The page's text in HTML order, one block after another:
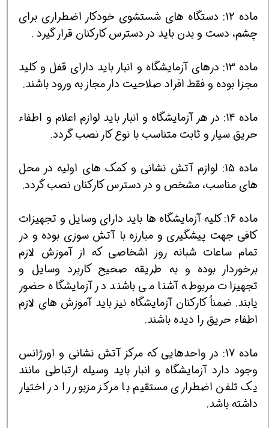
ماده 12: دستگاه های شستشوی خودکار اضطراری برای
چشم، دست و بدن باید در دسترس کارکنان قرار گیرد .
ماده 13: درهای آزمایشگاه و انبار باید دارای قفل و کلید
مجزا بوده و فقط افراد صلاحیت دار مجاز به ورود باشند.
ماده 14: در هر آزمایشگاه و انبار باید لوازم اعلام و اطفاء
حریق سیار و ثابت متناسب با نوع کار نصب گردد.
ماده 15: لوازم آتش نشانی و کمک های اولیه در محل
های مناسب، مشخص و در دسترس کارکنان نصب گردد.
ماده 16: کلیه آزمایشگاه ها باید دارای وسایل و تجهیزات
کافی جهت پیشگیری و مبارزه با آتش سوزی بوده و در
تمام ساعات شبانه روز اشخاصی که از آموزش لازم
برخوردار بوده و به طریقه صحیح کاربرد وسایل و
تجهیزات مربوطه آشنا می باشند در آزمایشگاه حضور
یابند. ضمناً کارکنان آزمایشگاه نیز باید آموزش های لازم
اطفاء حریق را دیده باشند.
ماده 17: در واحدهایی که مرکز آتش نشانی و اورژانس
وجود دارد آزمایشگاه و انبار باید وسیله ارتباطی مانند
یک تلفن اضطراری مستقیم با مرکز مزبور را در اختیار
داشته باشد.